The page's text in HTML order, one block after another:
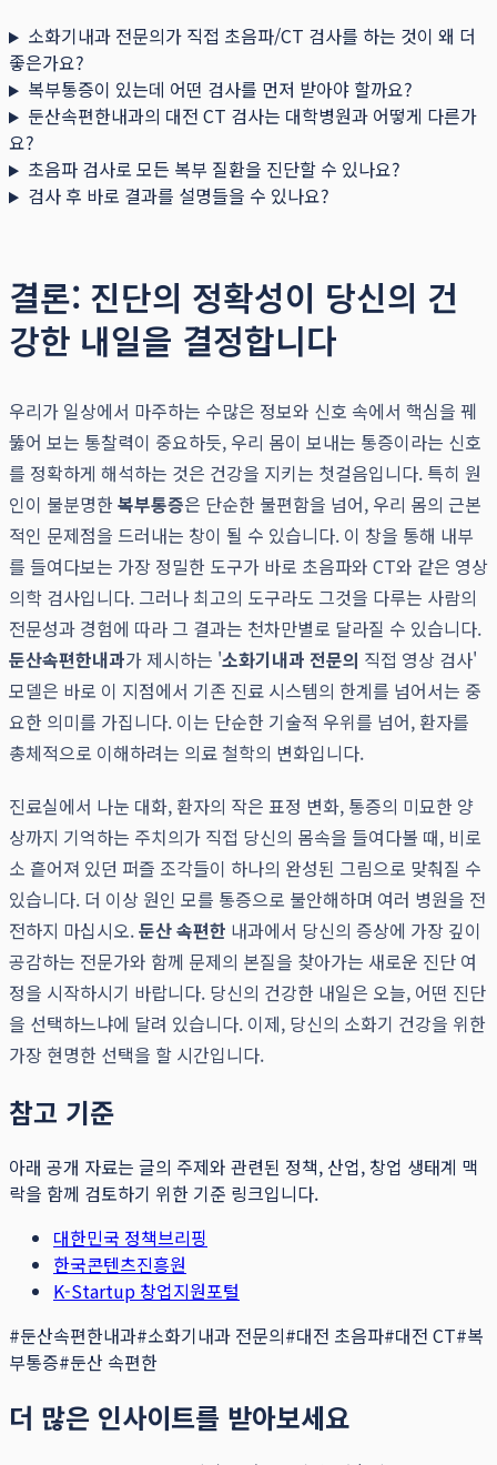
소화기내과 전문의가 직접 초음파/CT 검사를 하는 것이 왜 더
좋은가요?
복부통증이 있는데 어떤 검사를 먼저 받아야 할까요?
둔산속편한내과의 대전 CT 검사는 대학병원과 어떻게 다른가
요?
초음파 검사로 모든 복부 질환을 진단할 수 있나요?
검사 후 바로 결과를 설명들을 수 있나요?
결론: 진단의 정확성이 당신의 건
강한 내일을 결정합니다
우리가 일상에서 마주하는 수많은 정보와 신호 속에서 핵심을 꿰
뚫어 보는 통찰력이 중요하듯, 우리 몸이 보내는 통증이라는 신호
를 정확하게 해석하는 것은 건강을 지키는 첫걸음입니다. 특히 원
인이 불분명한복부통증은 단순한 불편함을 넘어, 우리 몸의 근본
적인 문제점을 드러내는 창이 될 수 있습니다. 이 창을 통해 내부
를 들여다보는 가장 정밀한 도구가 바로 초음파와 CT와 같은 영상
의학 검사입니다. 그러나 최고의 도구라도 그것을 다루는 사람의
전문성과 경험에 따라 그 결과는 천차만별로 달라질 수 있습니다.
둔산속편한내과가 제시하는 '소화기내과 전문의 직접 영상 검사'
모델은 바로 이 지점에서 기존 진료 시스템의 한계를 넘어서는 중
요한 의미를 가집니다. 이는 단순한 기술적 우위를 넘어, 환자를
총체적으로 이해하려는 의료 철학의 변화입니다.
진료실에서 나눈 대화, 환자의 작은 표정 변화, 통증의 미묘한 양
상까지 기억하는 주치의가 직접 당신의 몸속을 들여다볼 때, 비로
소 흩어져 있던 퍼즐 조각들이 하나의 완성된 그림으로 맞춰질 수
있습니다. 더 이상 원인 모를 통증으로 불안해하며 여러 병원을 전
전하지 마십시오.둔산 속편한 내과에서 당신의 증상에 가장 깊이
공감하는 전문가와 함께 문제의 본질을 찾아가는 새로운 진단 여
정을 시작하시기 바랍니다. 당신의 건강한 내일은 오늘, 어떤 진단
을 선택하느냐에 달려 있습니다. 이제, 당신의 소화기 건강을 위한
가장 현명한 선택을 할 시간입니다.
참고 기준
아래 공개 자료는 글의 주제와 관련된 정책, 산업, 창업 생태계 맥
락을 함께 검토하기 위한 기준 링크입니다.
대한민국 정책브리핑
한국콘텐츠진흥원
K-Startup 창업지원포털
#둔산속편한내과#소화기내과 전문의#대전 초음파#대전 CT#복
부통증#둔산 속편한
더 많은 인사이트를 받아보세요